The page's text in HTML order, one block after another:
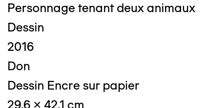
Personnage tenant deux animaux
Dessin
2016
Don
Dessin Encre sur papier
29.6 x 42.1 cm